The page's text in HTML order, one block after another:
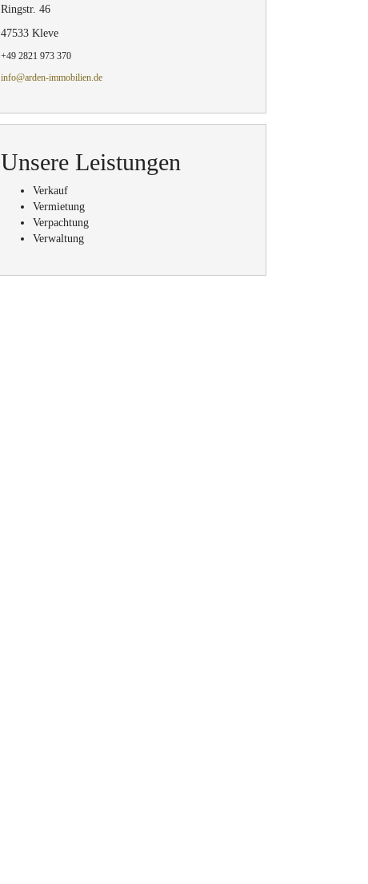
Ringstr. 46
47533 Kleve
+49 2821 973 370
info@arden-immobilien.de
Unsere Leistungen
Verkauf
Vermietung
Verpachtung
Verwaltung